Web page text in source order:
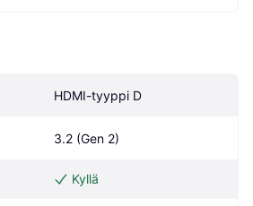
HDMI-tyyppi D
3.2 (Gen 2)
Kyllä